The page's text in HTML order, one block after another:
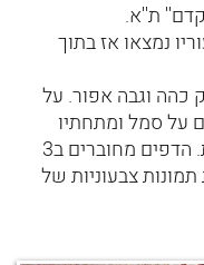
ת''א.
נמצאו אז בתוך
כהה וגבה אפור. על
על סמל ומתחתיו
כתוב '' דגלי האומות'' באותיות זהובות. הדפים מחוברים ב3
צבעוניות של